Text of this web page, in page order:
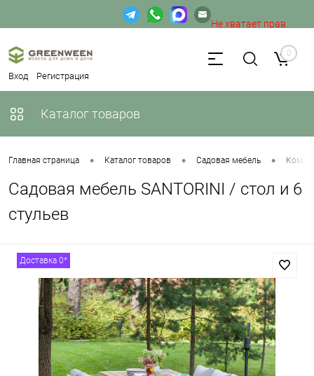
Вход Регистрация
Не хватает прав
доступа к веб-форме. 0
Каталог товаров
Главная страница • Каталог товаров • Садовая мебель •
Садовая мебель SANTORINI / стол и 6
стульев
Доставка 0*